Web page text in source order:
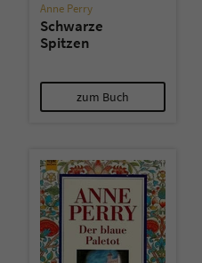
Anne Perry
Schwarze
Spitzen
zum Buch